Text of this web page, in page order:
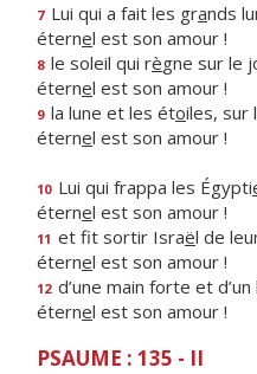
7 Lui qui a fait les grands
éternel est son amour !
8 le soleil qui règne sur le
éternel est son amour !
9 la lune et les étoiles, sur
éternel est son amour !
10 Lui qui frappa les Égypti
éternel est son amour !
11 et fit sortir Israël de
éternel est son amour !
12 d’une main forte et
éternel est son amour !
PSAUME : 135 - II